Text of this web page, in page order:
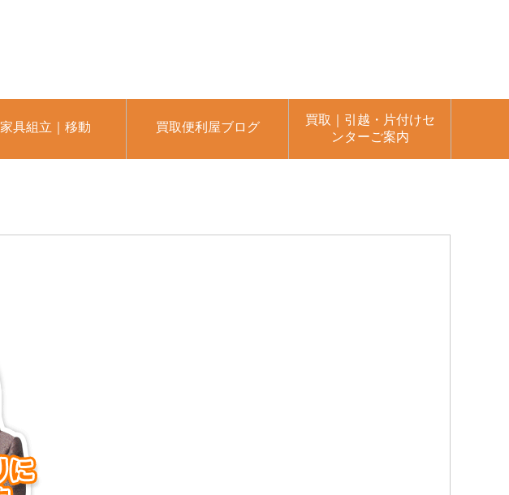
家具組立｜移動 買取便利屋ブログ
買取｜引越・片付けセ
ンターご案内